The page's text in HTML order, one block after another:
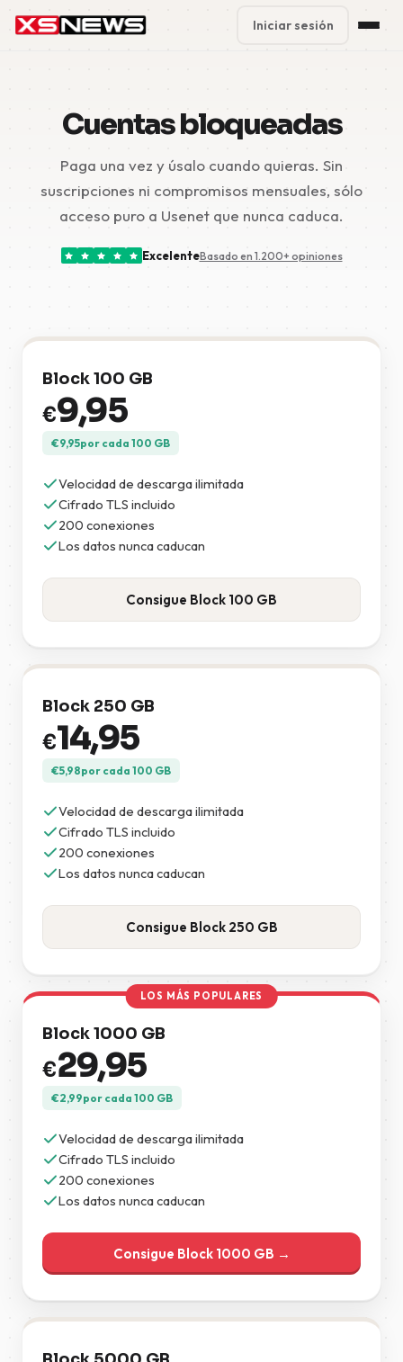
Block Accounts
Support
Contact
FAQ
Iniciar sesión
Cuentas bloqueadas
Paga una vez y úsalo cuando quieras. Sin
suscripciones ni compromisos mensuales, sólo
acceso puro a Usenet que nunca caduca.
ExcelenteBasado en 1.200+ opiniones
Block 100 GB
€9,95
€9,95por cada 100 GB
Velocidad de descarga ilimitada
Cifrado TLS incluido
200 conexiones
Los datos nunca caducan
Consigue Block 100 GB
Block 250 GB
€14,95
€5,98por cada 100 GB
Velocidad de descarga ilimitada
Cifrado TLS incluido
200 conexiones
Los datos nunca caducan
Consigue Block 250 GB
LOS MÁS POPULARES
Block 1000 GB
€29,95
€2,99por cada 100 GB
Velocidad de descarga ilimitada
Cifrado TLS incluido
200 conexiones
Los datos nunca caducan
Consigue Block 1000 GB →